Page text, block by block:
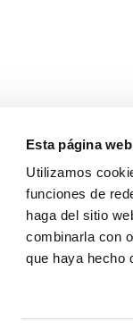
Esta página
Utilizamos
funciones de
haga del sitio
combinarla con
que haya hecho